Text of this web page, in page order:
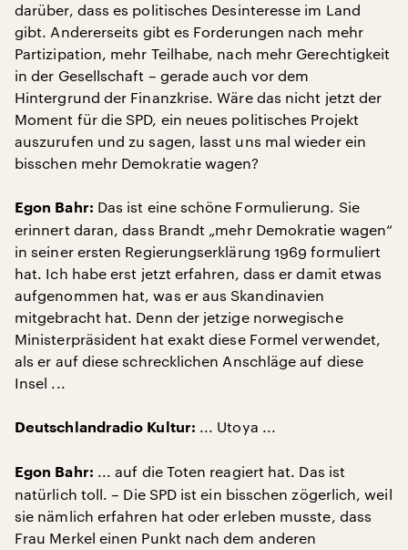
darüber, dass es politisches Desinteresse im Land
gibt. Andererseits gibt es Forderungen nach mehr
Partizipation, mehr Teilhabe, nach mehr Gerechtigkeit
in der Gesellschaft – gerade auch vor dem
Hintergrund der Finanzkrise. Wäre das nicht jetzt der
Moment für die SPD, ein neues politisches Projekt
auszurufen und zu sagen, lasst uns mal wieder ein
bisschen mehr Demokratie wagen?
Egon Bahr: Das ist eine schöne Formulierung. Sie
erinnert daran, dass Brandt „mehr Demokratie wagen“
in seiner ersten Regierungserklärung 1969 formuliert
hat. Ich habe erst jetzt erfahren, dass er damit etwas
aufgenommen hat, was er aus Skandinavien
mitgebracht hat. Denn der jetzige norwegische
Ministerpräsident hat exakt diese Formel verwendet,
als er auf diese schrecklichen Anschläge auf diese
Insel ...
Deutschlandradio Kultur: ... Utoya ...
Egon Bahr: ... auf die Toten reagiert hat. Das ist
natürlich toll. – Die SPD ist ein bisschen zögerlich, weil
sie nämlich erfahren hat oder erleben musste, dass
Frau Merkel einen Punkt nach dem anderen